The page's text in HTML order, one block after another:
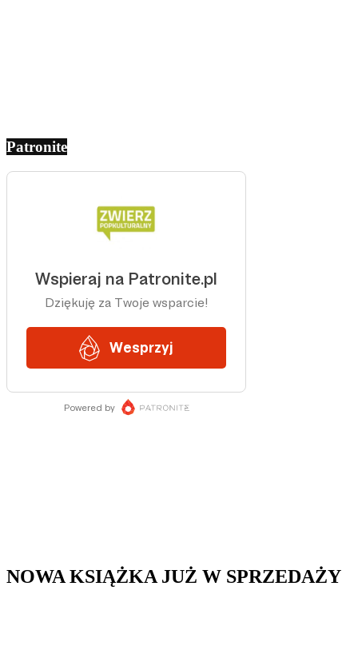
Patronite
NOWA KSIĄŻKA JUŻ W SPRZEDAŻY